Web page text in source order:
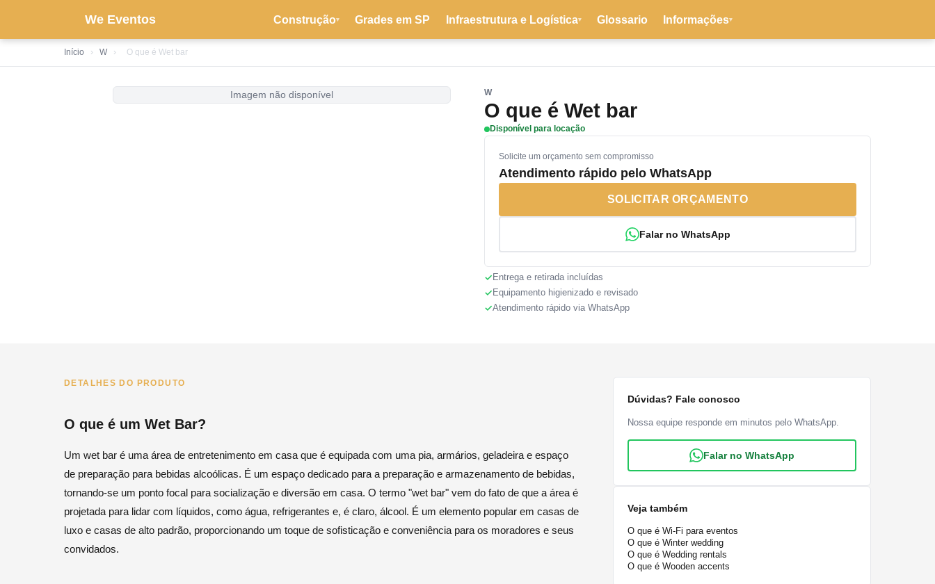
We Eventos Construção▾ Grades em SP Infraestrutura e Logística▾ Glossario Informações▾
Início › W › O que é Wet bar
Imagem não disponível W
O que é Wet bar
Disponível para locação
Solicite um orçamento sem compromisso
Atendimento rápido pelo WhatsApp
SOLICITAR ORÇAMENTO
Falar no WhatsApp
Entrega e retirada incluídas
Equipamento higienizado e revisado
Atendimento rápido via WhatsApp
DETALHES DO PRODUTO
O que é um Wet Bar?
Um wet bar é uma área de entretenimento em casa que é equipada com uma pia, armários, geladeira e espaço
de preparação para bebidas alcoólicas. É um espaço dedicado para a preparação e armazenamento de bebidas,
tornando-se um ponto focal para socialização e diversão em casa. O termo "wet bar" vem do fato de que a área é
projetada para lidar com líquidos, como água, refrigerantes e, é claro, álcool. É um elemento popular em casas de
luxo e casas de alto padrão, proporcionando um toque de sofisticação e conveniência para os moradores e seus
convidados.
Dúvidas? Fale conosco
Nossa equipe responde em minutos pelo WhatsApp.
Falar no WhatsApp
Veja também
O que é Wi-Fi para eventos
O que é Winter wedding
O que é Wedding rentals
O que é Wooden accents